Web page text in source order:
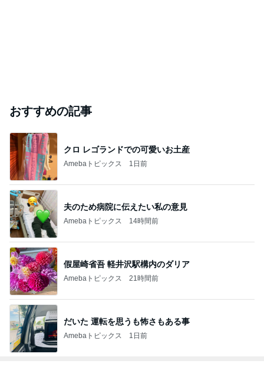
おすすめの記事
クロ レゴランドでの可愛いお土産
Amebaトピックス 1日前
夫のため病院に伝えたい私の意見
Amebaトピックス 14時間前
假屋崎省吾 軽井沢駅構内のダリア
Amebaトピックス 21時間前
だいた 運転を思うも怖さもある事
Amebaトピックス 1日前